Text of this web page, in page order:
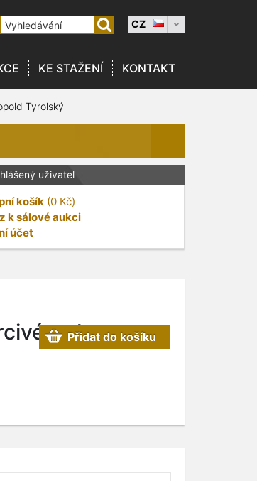
CZ
KE STAŽENÍ KONTAKT
Tyrolský
uživatel
košík (0 Kč)
k sálové aukci
účet
Přidat do košíku